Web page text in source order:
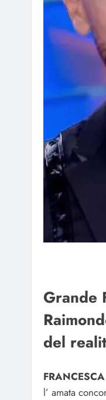
Grande
del
l’ amata